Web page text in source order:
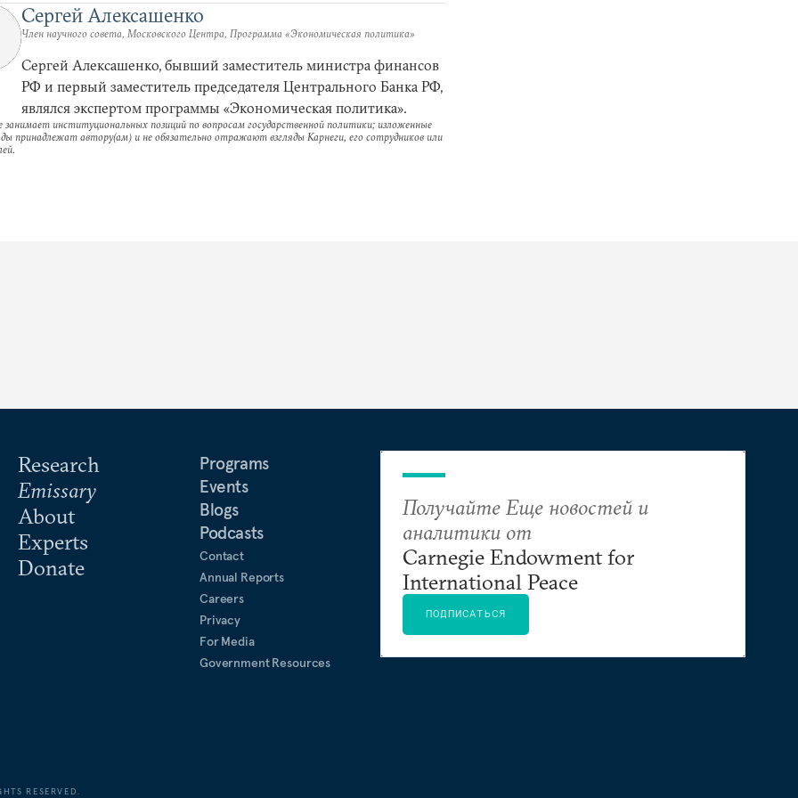
Сергей Алексашенко
Член научного совета, Московского Центра, Программа «Экономическая политика»
Сергей Алексашенко, бывший заместитель министра финансов
РФ и первый заместитель председателя Центрального Банка РФ,
являлся экспертом программы «Экономическая политика».
занимает институциональных позиций по вопросам государственной политики; изложенные
принадлежат автору(ам) и не обязательно отражают взгляды Карнеги, его сотрудников или
Research
Emissary
About
Experts
Donate
Programs
Events
Blogs
Podcasts
Contact
Annual Reports
Careers
Privacy
For Media
Government Resources
Получайте Еще новостей и
аналитики от
Carnegie Endowment for
International Peace
ПОДПИСАТЬСЯ
RESERVED.